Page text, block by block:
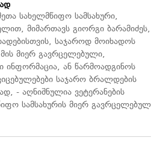
სახელმწიფო სამსახური,
მიმართავს გიორგი ბარამიძეს,
საჯაროდ მოიხადოს
მიერ გავრცელებული,
ინფორმაცია, ან წარმოადგინოს
საჯარო ბრალდების
- აღნიშნულია ვეტერანების
სამსახურის მიერ გავრცელებულ